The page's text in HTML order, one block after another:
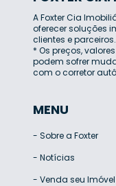
A Foxter Cia
oferecer soluções
clientes e parceiros.
* Os preços,
podem sofrer
com o corretor
MENU
- Sobre a Foxter
- Notícias
- Venda seu Imóvel